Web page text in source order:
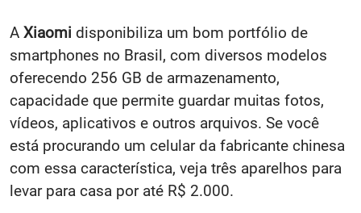
A Xiaomi disponibiliza um bom portfólio de
smartphones no Brasil, com diversos modelos
oferecendo 256 GB de armazenamento,
capacidade que permite guardar muitas fotos,
vídeos, aplicativos e outros arquivos. Se você
está procurando um celular da fabricante chinesa
com essa característica, veja três aparelhos para
levar para casa por até R$ 2.000.